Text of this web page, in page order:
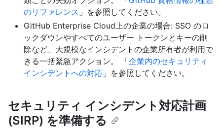
のリファレンス 」を参照してください。
GitHub Enterprise Cloud上の企業の場合: SSO のロ
ックダウンやすべてのユーザー トークンとキーの削
除など、大規模なインシデントの企業所有者が利用で
きる一括緊急アクション。 「企業内のセキュリティ
インシデントへの対応 」を参照してください。
セキュリティ インシデント対応計画
(SIRP) を準備する